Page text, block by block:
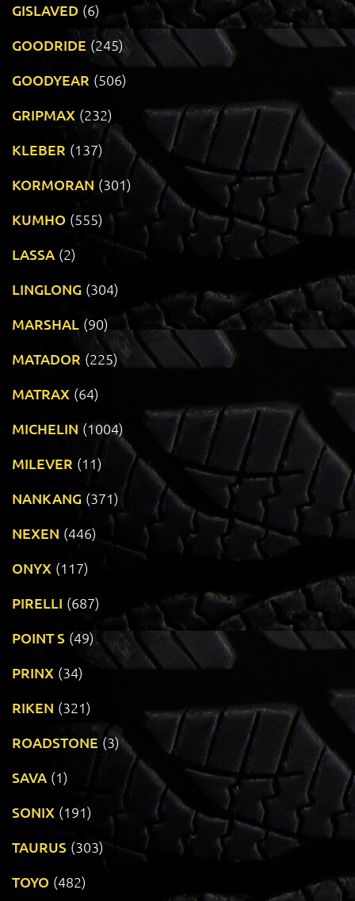
GISLAVED (6)
GOODRIDE (245)
GOODYEAR (506)
GRIPMAX (232)
KLEBER (137)
KORMORAN (301)
KUMHO (555)
LASSA (2)
LINGLONG (304)
MARSHAL (90)
MATADOR (225)
MATRAX (64)
MICHELIN (1004)
MILEVER (11)
NANKANG (371)
NEXEN (446)
ONYX (117)
PIRELLI (687)
POINT S (49)
PRINX (34)
RIKEN (321)
ROADSTONE (3)
SAVA (1)
SONIX (191)
TAURUS (303)
TOYO (482)